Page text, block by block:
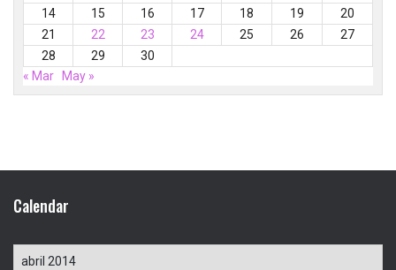
14
15 16 17 18 19
20
21
22 23 24 25 26
27
28
29
30
« Mar
May »
Calendar
abril 2014